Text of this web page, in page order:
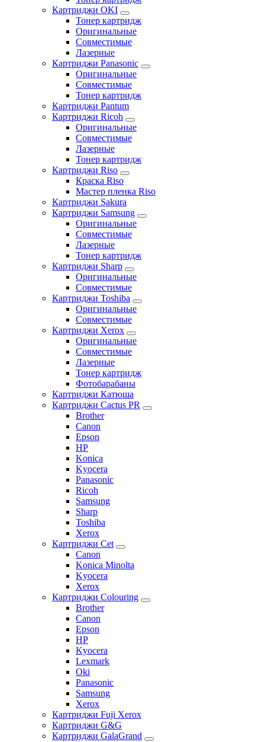
Картриджи OKI
Тонер картридж
Оригинальные
Совместимые
Лазерные
Картриджи Panasonic
Оригинальные
Совместимые
Тонер картридж
Картриджи Pantum
Картриджи Ricoh
Оригинальные
Совместимые
Лазерные
Тонер картридж
Картриджи Riso
Краска Riso
Мастер пленка Riso
Картриджи Sakura
Картриджи Samsung
Оригинальные
Совместимые
Лазерные
Тонер картридж
Картриджи Sharp
Оригинальные
Совместимые
Картриджи Toshiba
Оригинальные
Совместимые
Картриджи Xerox
Оригинальные
Совместимые
Лазерные
Тонер картридж
Фотобарабаны
Картриджи Катюша
Картриджи Cactus PR
Brother
Canon
Epson
HP
Konica
Kyocera
Panasonic
Ricoh
Samsung
Sharp
Toshiba
Xerox
Картриджи Cet
Canon
Konica Minolta
Kyocera
Xerox
Картриджи Colouring
Brother
Canon
Epson
HP
Kyocera
Lexmark
Oki
Panasonic
Samsung
Xerox
Картриджи Fuji Xerox
Картриджи G&G
Картриджи GalaGrand